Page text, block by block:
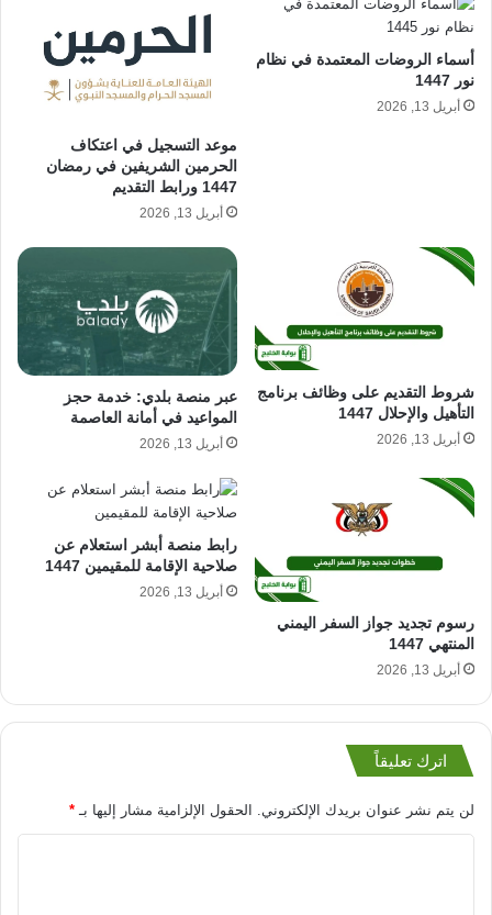
أسماء الروضات المعتمدة في نظام
نور 1447
أبريل 13, 2026
موعد التسجيل في اعتكاف
الحرمين الشريفين في رمضان
1447 ورابط التقديم
أبريل 13, 2026
شروط التقديم على وظائف برنامج
التأهيل والإحلال 1447
أبريل 13, 2026
عبر منصة بلدي: خدمة حجز
المواعيد في أمانة العاصمة
أبريل 13, 2026
رسوم تجديد جواز السفر اليمني
المنتهي 1447
أبريل 13, 2026
رابط منصة أبشر استعلام عن
صلاحية الإقامة للمقيمين 1447
أبريل 13, 2026
اترك تعليقاً
لن يتم نشر عنوان بريدك الإلكتروني. الحقول الإلزامية مشار إليها بـ *